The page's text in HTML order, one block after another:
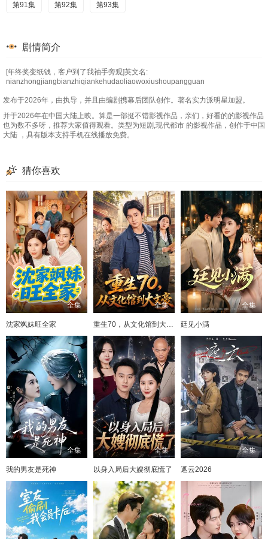
第91集 第92集 第93集
剧情简介
[年终奖变纸钱，客户到了我袖手旁观]英文名:
nianzhongjiangbianzhiqiankehudaoliaowoxiushoupangguan
发布于2026年，由执导，并且由编剧携幕后团队创作。著名实力派明星加盟。
并于2026年在中国大陆上映。算是一部挺不错影视作品，亲们，好看的的影视作品
也为数不多呀，推荐大家值得观看。类型为短剧,现代都市 的影视作品，创作于中国
大陆 ，具有版本支持手机在线播放免费。
猜你喜欢
全集
沈家飒妹旺全家
全集
重生70，从文化馆到大文豪
全集
廷见小满
全集
我的男友是死神
全集
以身入局后大嫂彻底慌了
全集
遮云2026